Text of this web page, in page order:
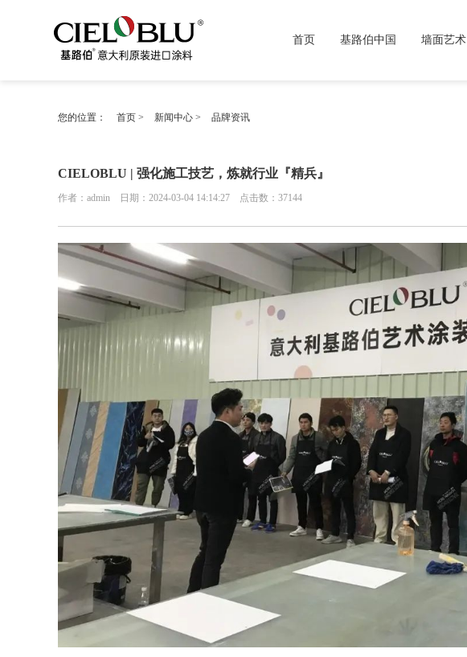
首页 基路伯中国 墙面艺术
您的位置： 首页 > 新闻中心 > 品牌资讯
CIELOBLU | 强化施工技艺，炼就行业『精兵』
作者：admin 日期：2024-03-04 14:14:27 点击数： 37144